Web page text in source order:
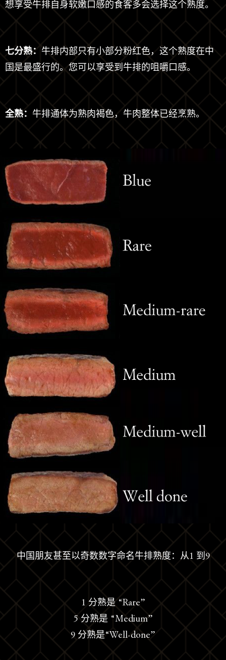
想享受牛排自身软嫩口感的食客多会选择这个熟度。
七分熟： 牛排内部只有小部分粉红色，这个熟度在中
国是最盛行的。您可以享受到牛排的咀嚼口感。
全熟： 牛排通体为熟肉褐色，牛肉整体已经烹熟。
中国朋友甚至以奇数数字命名牛排熟度：从1 到9
1 分熟是 “Rare”
5 分熟是 “Medium”
9 分熟是“Well-done”